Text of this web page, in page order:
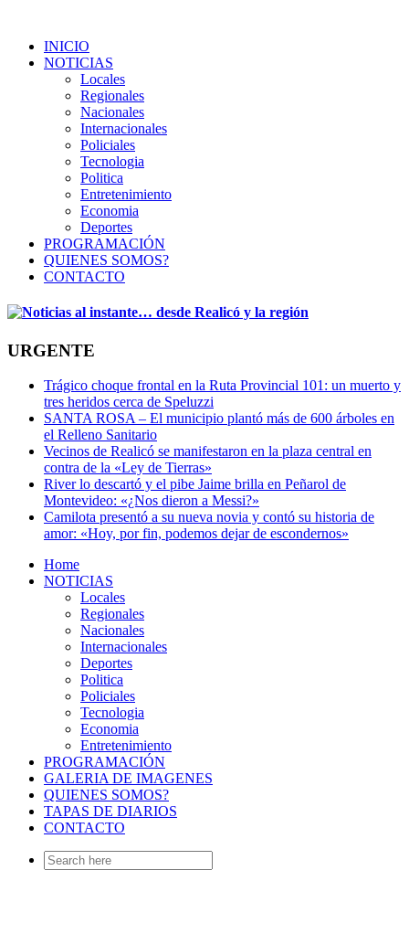
INICIO
NOTICIAS
Locales
Regionales
Nacionales
Internacionales
Policiales
Tecnologia
Politica
Entretenimiento
Economia
Deportes
PROGRAMACIÓN
QUIENES SOMOS?
CONTACTO
URGENTE
Trágico choque frontal en la Ruta Provincial 101: un muerto y
tres heridos cerca de Speluzzi
SANTA ROSA – El municipio plantó más de 600 árboles en
el Relleno Sanitario
Vecinos de Realicó se manifestaron en la plaza central en
contra de la «Ley de Tierras»
River lo descartó y el pibe Jaime brilla en Peñarol de
Montevideo: «¿Nos dieron a Messi?»
Camilota presentó a su nueva novia y contó su historia de
amor: «Hoy, por fin, podemos dejar de escondernos»
Home
NOTICIAS
Locales
Regionales
Nacionales
Internacionales
Deportes
Politica
Policiales
Tecnologia
Economia
Entretenimiento
PROGRAMACIÓN
GALERIA DE IMAGENES
QUIENES SOMOS?
TAPAS DE DIARIOS
CONTACTO
Search
for: